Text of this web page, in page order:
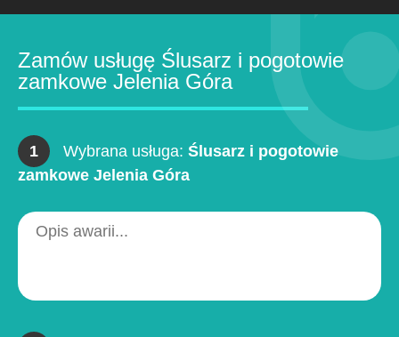
Zamów usługę Ślusarz i pogotowie
zamkowe Jelenia Góra
1 Wybrana usługa: Ślusarz i pogotowie
zamkowe Jelenia Góra